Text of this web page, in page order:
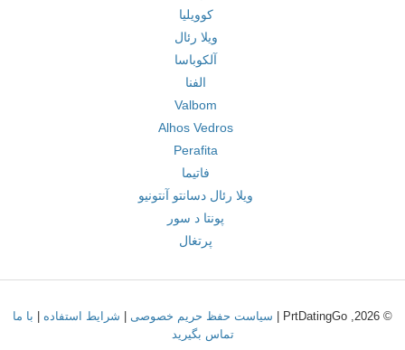
کوویلیا
ویلا رئال
آلکوباسا
الفنا
Valbom
Alhos Vedros
Perafita
فاتیما
ویلا رئال دسانتو آنتونیو
پونتا د سور
پرتغال
© 2026, PrtDatingGo | سیاست حفظ حریم خصوصی شرایط استفاده
با ما
تماس بگیرید